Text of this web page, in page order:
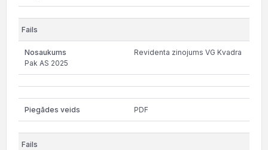
Revidenta zinojums VG Kvadra
Pak AS 2025
PDF